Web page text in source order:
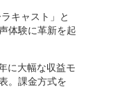
キャスト」と
体験に革新を起
に大幅な収益モ
。課金方式を